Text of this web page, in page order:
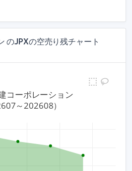
のJPXの空売り残チャート
コーポレーション
～202608）